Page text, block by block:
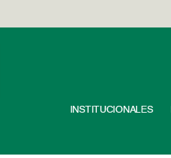
INSTITUCIONALES